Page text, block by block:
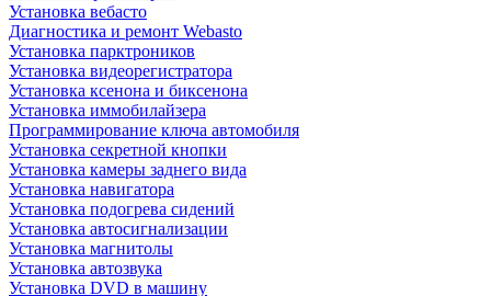
Установка вебасто
Диагностика и ремонт Webasto
Установка парктроников
Установка видеорегистратора
Установка ксенона и биксенона
Установка иммобилайзера
Программирование ключа автомобиля
Установка секретной кнопки
Установка камеры заднего вида
Установка навигатора
Установка подогрева сидений
Установка автосигнализации
Установка магнитолы
Установка автозвука
Установка DVD в машину